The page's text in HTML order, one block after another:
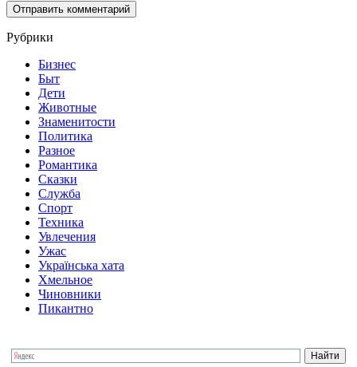
Рубрики
Бизнес
Быт
Дети
Животные
Знаменитости
Политика
Разное
Романтика
Сказки
Служба
Спорт
Техника
Увлечения
Ужас
Українська хата
Хмельное
Чиновники
Пикантно